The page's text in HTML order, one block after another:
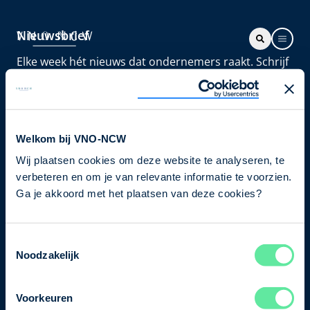
Welkom bij VNO-NCW
Wij plaatsen cookies om deze website te analyseren, te
verbeteren en om je van relevante informatie te voorzien.
Ga je akkoord met het plaatsen van deze cookies?
Noodzakelijk
Voorkeuren
Nieuwsbrief
Elke week hét nieuws dat ondernemers raakt. Schrijf
je nu in voor de VNO-NCW nieuwsbrief.
Schrijf je in
Direct naar
Ons verhaal
Bezuidenhoutseweg 12
T+31 70 349 03 49